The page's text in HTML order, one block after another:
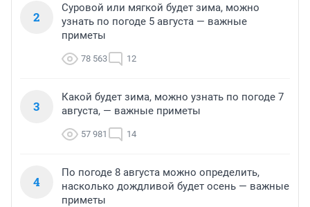
2
Суровой или мягкой будет зима, можно
узнать по погоде 5 августа — важные
приметы
78 563 12
3
Какой будет зима, можно узнать по погоде 7
августа, — важные приметы
57 981 14
4
По погоде 8 августа можно определить,
насколько дождливой будет осень — важные
приметы